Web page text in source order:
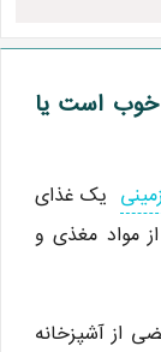
خوب است یا
یک غذای
مواد مغذی و
از آشپزخانه